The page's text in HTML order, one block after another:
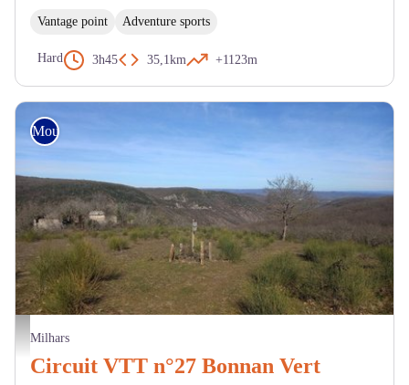
Vantage point Adventure sports
Hard 3h45 35,1km +1123m
Vue sur la vallée de Bonnan - C. Manuel - 2023
Mountain Bike
Milhars
Circuit VTT n°27 Bonnan Vert